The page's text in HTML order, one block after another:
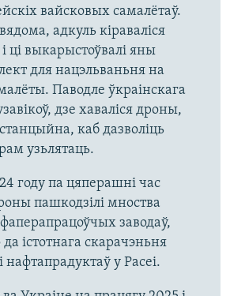
вайсковых самалётаў.
адкуль кіраваліся
ці выкарыстоўвалі яны
для нацэльваньня на
Паводле ўкраінскага
дзе хаваліся дроны,
каб дазволіць
узьлятаць.
году па цяперашні час
пашкодзілі мноства
заводаў,
істотнага скарачэньня
нафтапрадуктаў у Расеі.